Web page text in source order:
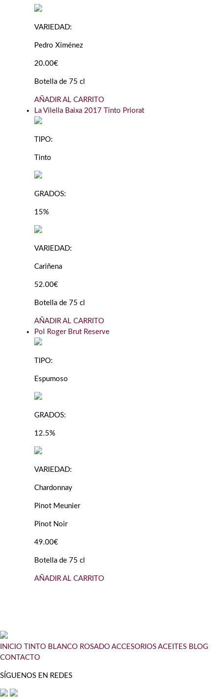
VARIEDAD:
Pedro Ximénez
20.00€
Botella de 75 cl
AÑADIR AL CARRITO
La Vilella Baixa 2017 Tinto Priorat
TIPO:
Tinto
GRADOS:
15%
VARIEDAD:
Cariñena
52.00€
Botella de 75 cl
AÑADIR AL CARRITO
Pol Roger Brut Reserve
TIPO:
Espumoso
GRADOS:
12.5%
VARIEDAD:
Chardonnay
Pinot Meunier
Pinot Noir
49.00€
Botella de 75 cl
AÑADIR AL CARRITO
INICIO TINTO BLANCO ROSADO ACCESORIOS ACEITES BLOG
CONTACTO
SÍGUENOS EN REDES